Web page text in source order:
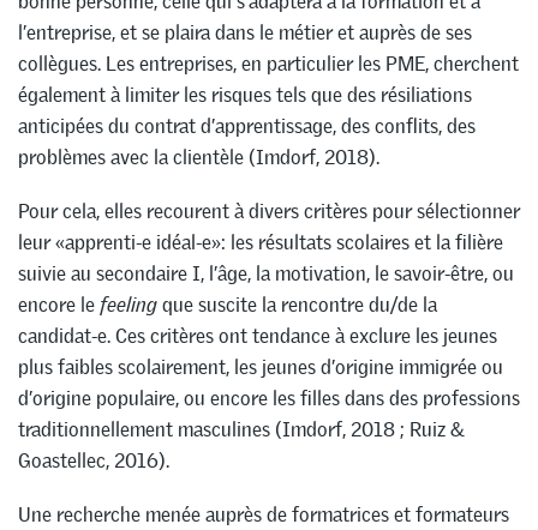
l’entreprise, et se plaira dans le métier et auprès de ses
collègues. Les entreprises, en particulier les PME, cherchent
également à limiter les risques tels que des résiliations
anticipées du contrat d’apprentissage, des conflits, des
problèmes avec la clientèle (Imdorf, 2018).
Pour cela, elles recourent à divers critères pour sélectionner
leur «apprenti-e idéal-e»: les résultats scolaires et la filière
suivie au secondaire I, l’âge, la motivation, le savoir-être, ou
encore le feelingque suscite la rencontre du/de la
candidat-e. Ces critères ont tendance à exclure les jeunes
plus faibles scolairement, les jeunes d’origine immigrée ou
d’origine populaire, ou encore les filles dans des professions
traditionnellement masculines (Imdorf, 2018 ; Ruiz &
Goastellec, 2016).
Une recherche menée auprès de formatrices et formateurs